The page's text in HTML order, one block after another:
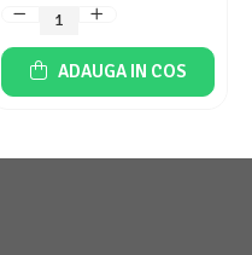
ADAUGA IN COS